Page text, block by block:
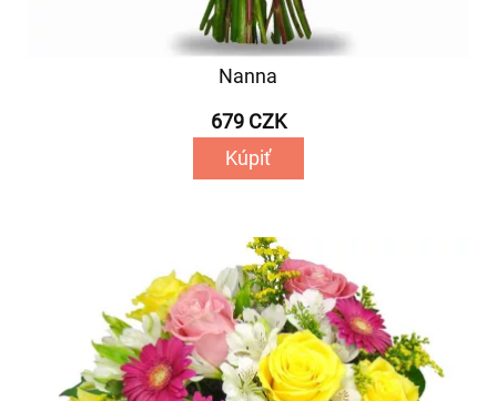
Nanna
679 CZK
Kúpiť